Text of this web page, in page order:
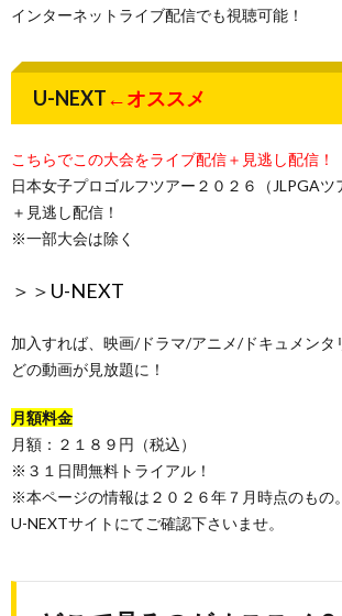
インターネットライブ配信でも視聴可能！
U-NEXT←オススメ
こちらでこの大会をライブ配信＋見逃し配信！
日本女子プロゴルフツアー２０２６（JLPGA
＋見逃し配信！
※一部大会は除く
＞＞ U-NEXT
加入すれば、映画/ドラマ/アニメ/ドキュメンタ
どの動画が見放題に！
月額料金
月額：２１８９円（税込）
※３１日間無料トライアル！
※本ページの情報は２０２６年７月時点のもの
U-NEXTサイトにてご確認下さいませ。